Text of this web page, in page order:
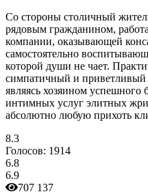
Со стороны столичный
рядовым гражданином,
компании, оказывающей
самостоятельно
которой души не чает.
симпатичный и
являясь хозяином
интимных услуг элитных
абсолютно любую прихоть
8.3
Голосов: 1914
6.8
6.9
707 137